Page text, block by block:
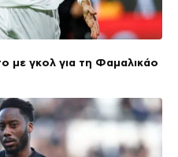
με γκολ για τη Φαμαλικάο